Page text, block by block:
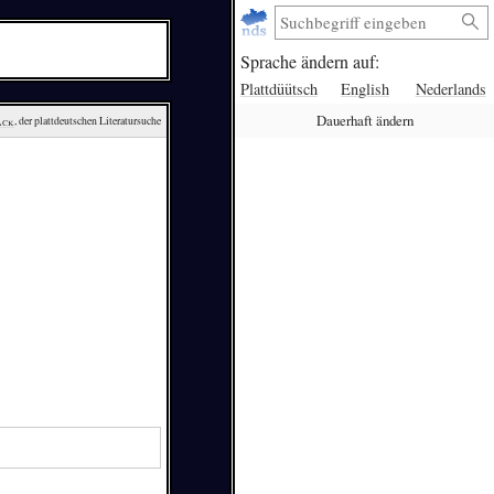
Sprache ändern auf:
Plattdüütsch English Nederlands
Dauerhaft ändern
, der plattdeutschen Literatursuche